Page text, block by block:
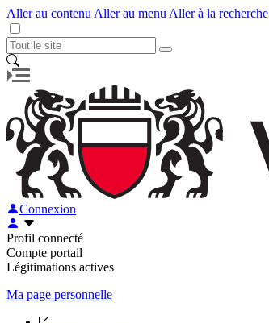
Aller au contenu Aller au menu Aller à la recherche
Connexion
Profil connecté
Compte portail
Légitimations actives
Ma page personnelle